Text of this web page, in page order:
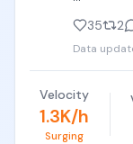
他退休大
咖啡馆全
无事可做
他承认，
脑子变迟
35 2
Data
Velocity
1.3K/h
Surging